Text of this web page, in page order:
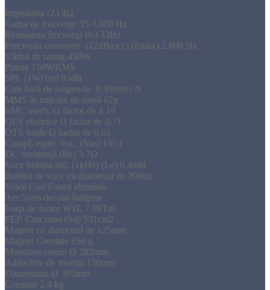
Impedanta (Z) 4Ω
Gama de frecvenţe 35-3,000 Hz
Rezonanta frecvenţă (fs) 33Hz
Frecventa crossover ( 12dB/oct.) (Fmax) 2.000 Hz
Vârful de rating 450W
Putere 150WRMS
SPL ( 1W/1m) 93dB
Cms bară de suspensie 0.39mm / N
MMS în mişcare de masă 62g
SMC mech. Q factor de 4.19
QES electrice Q factor de 0.71
QTS totale Q factor de 0.61
Compl. equiv. vol.. (Vas) 155 l
DC rezistenţă (Re) 3.7Ω
Voce bobina ind. ( 1kHz) (Le) 0.4mH
Bobina de voce cu diametrul de 39mm
Voice Coil Fostul aluminiu
Aer 5mm decalaj înălţime
Forţa de factor WxL 7.99Tm
FEP. Con zona (Sd) 531cm2
Magnet cu diametrul de 125mm
Magnet Greutate 850 g
Montarea cutout Ø 282mm
Adâncime de montaj 130mm
Dimensiuni Ø 305mm
Greutate 2.4 kg